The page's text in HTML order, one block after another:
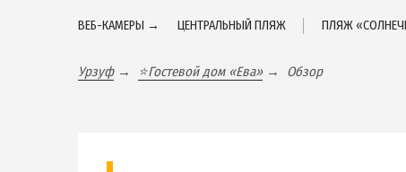
ВЕБ-КАМЕРЫ → ЦЕНТРАЛЬНЫЙ ПЛЯЖ ПЛЯЖ
Урзуф ⭐Гостевой дом «Ева» Обзор